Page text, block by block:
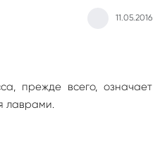
11.05.2016
прежде всего, означает
лаврами.